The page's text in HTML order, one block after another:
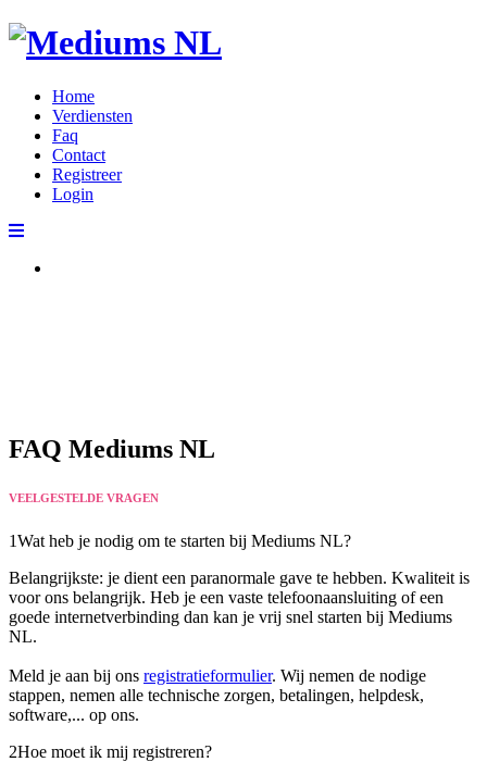
Home
Verdiensten
Faq
Contact
Registreer
Login
FAQ Mediums NL
VEELGESTELDE VRAGEN
1Wat heb je nodig om te starten bij Mediums NL?
Belangrijkste: je dient een paranormale gave te hebben. Kwaliteit is
voor ons belangrijk. Heb je een vaste telefoonaansluiting of een
goede internetverbinding dan kan je vrij snel starten bij Mediums
NL.
Meld je aan bij ons registratieformulier. Wij nemen de nodige
stappen, nemen alle technische zorgen, betalingen, helpdesk,
software,... op ons.
2Hoe moet ik mij registreren?